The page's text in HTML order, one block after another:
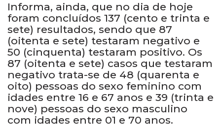
Informa, ainda, que no dia de hoje
foram concluídos 137 (cento e trinta e
sete) resultados, sendo que 87
(oitenta e sete) testaram negativo e
50 (cinquenta) testaram positivo. Os
87 (oitenta e sete) casos que testaram
negativo trata-se de 48 (quarenta e
oito) pessoas do sexo feminino com
idades entre 16 e 67 anos e 39 (trinta e
nove) pessoas do sexo masculino
com idades entre 01 e 70 anos.